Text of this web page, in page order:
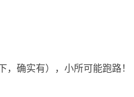
确实有），小所可能跑路！